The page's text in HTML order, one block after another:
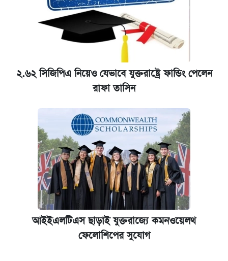
২.৬২ সিজিপিএ নিয়েও যেভাবে যুক্তরাষ্ট্রে ফান্ডিং পেলেন
রাফা তাসিন
আইইএলটিএস ছাড়াই যুক্তরাজ্যে কমনওয়েলথ
ফেলোশিপের সুযোগ